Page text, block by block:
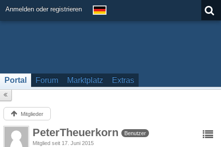
Anmelden oder registrieren
Portal Forum Marktplatz Extras
Mitglieder
PeterTheuerkorn
Benutzer
Mitglied seit 17. Juni 2015